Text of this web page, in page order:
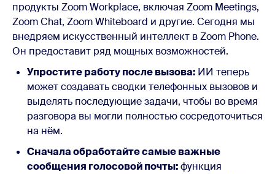
продукты Zoom Workplace, включая Zoom Meetings,
Zoom Chat, Zoom Whiteboard и другие. Сегодня мы
внедряем искусственный интеллект в Zoom Phone.
Он предоставит ряд мощных возможностей.
Упростите работу после вызова: ИИ теперь
может создавать сводки телефонных вызовов и
выделять последующие задачи, чтобы во время
разговора вы могли полностью сосредоточиться
на нём.
Сначала обработайте самые важные
сообщения голосовой почты:функция